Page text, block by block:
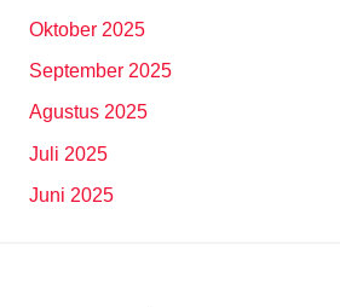
Oktober 2025
September 2025
Agustus 2025
Juli 2025
Juni 2025